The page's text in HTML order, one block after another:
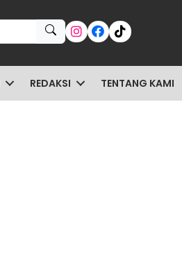
REDAKSI TENTANG KAMI